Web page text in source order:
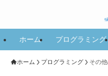
ホーム プログラミング
ホーム プログラミング その